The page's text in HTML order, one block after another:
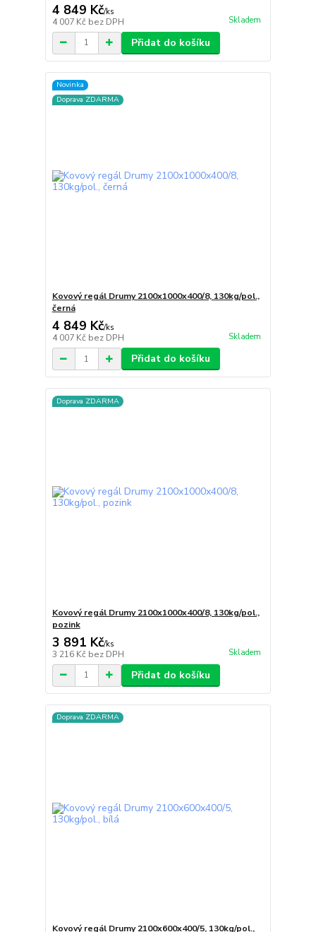
4 849 Kč/ks
4 007 Kč bez DPH Skladem
Přidat do košíku
Novinka
Doprava ZDARMA
Kovový regál Drumy 2100x1000x400/8, 130kg/pol.,
černá
4 849 Kč/ks
4 007 Kč bez DPH Skladem
Přidat do košíku
Doprava ZDARMA
Kovový regál Drumy 2100x1000x400/8, 130kg/pol.,
pozink
3 891 Kč/ks
3 216 Kč bez DPH Skladem
Přidat do košíku
Doprava ZDARMA
Kovový regál Drumy 2100x600x400/5, 130kg/pol.,